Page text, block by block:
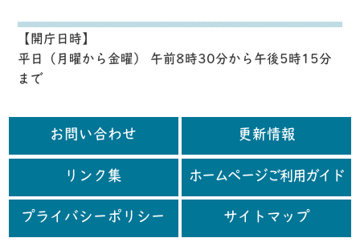
【開庁日時】
平日（月曜から金曜） 午前8時30分から午後5時15分
まで
お問い合わせ 更新情報
リンク集 ホームページご利用ガイド
プライバシーポリシー サイトマップ